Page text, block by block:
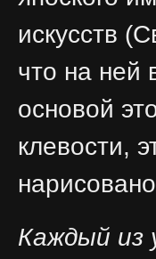
искусств
что на ней
основой
клевости,
Каждый из